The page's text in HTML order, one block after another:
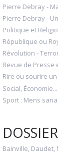
Pierre Debray -
Pierre Debray -
Politique et
République ou
Révolution -
Revue de Presse
Rire ou sourire un
Social, Économie...
Sport : Mens
Bainville, Daudet,